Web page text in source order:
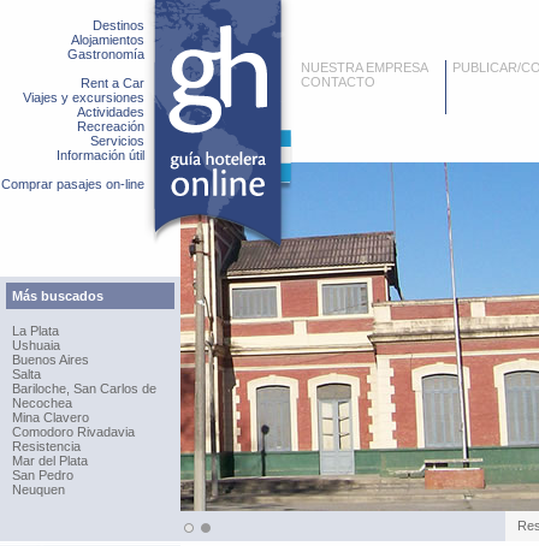
Destinos
Alojamientos
Gastronomía
Rent a Car
Viajes y excursiones
Actividades
Recreación
Servicios
Información útil
Comprar pasajes on-line
Más buscados
La Plata
Ushuaia
Buenos Aires
Salta
Bariloche, San Carlos de
Necochea
Mina Clavero
Comodoro Rivadavia
Resistencia
Mar del Plata
San Pedro
Neuquen
NUESTRA EMPRESA
CONTACTO
PUBLICAR/